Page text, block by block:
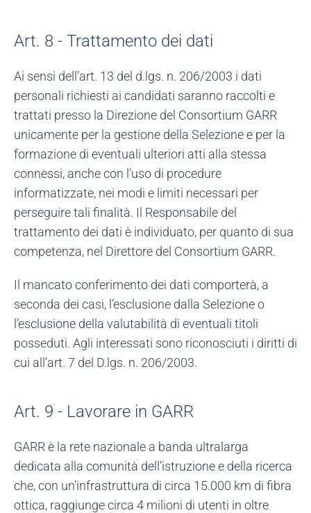
Art. 8 - Trattamento dei dati
Ai sensi dell’art. 13 del d.lgs. n. 206/2003 i dati
personali richiesti ai candidati saranno raccolti e
trattati presso la Direzione del Consortium GARR
unicamente per la gestione della Selezione e per la
formazione di eventuali ulteriori atti alla stessa
connessi, anche con l’uso di procedure
informatizzate, nei modi e limiti necessari per
perseguire tali finalità. Il Responsabile del
trattamento dei dati è individuato, per quanto di sua
competenza, nel Direttore del Consortium GARR.
Il mancato conferimento dei dati comporterà, a
seconda dei casi, l’esclusione dalla Selezione o
l’esclusione della valutabilità di eventuali titoli
posseduti. Agli interessati sono riconosciuti i diritti di
cui all’art. 7 del D.lgs. n. 206/2003.
Art. 9 - Lavorare in GARR
GARR è la rete nazionale a banda ultralarga
dedicata alla comunità dell’istruzione e della ricerca
che, con un'infrastruttura di circa 15.000 km di fibra
ottica, raggiunge circa 4 milioni di utenti in oltre